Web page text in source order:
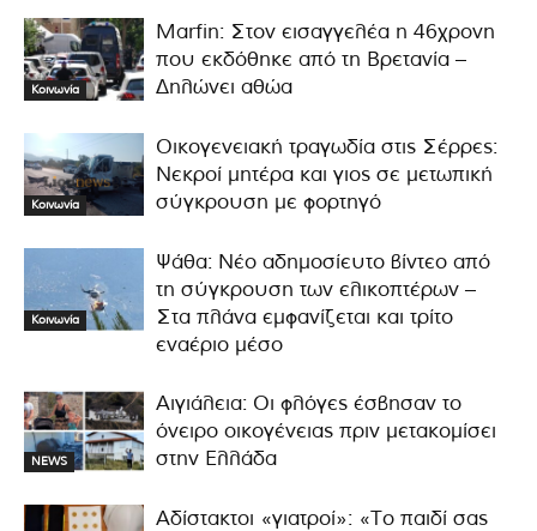
Κοινωνία
Marfin: Στον εισαγγελέα η 46χρονη
που εκδόθηκε από τη Βρετανία –
Δηλώνει αθώα
Κοινωνία
Οικογενειακή τραγωδία στις Σέρρες:
Νεκροί μητέρα και γιος σε μετωπική
σύγκρουση με φορτηγό
Κοινωνία
Ψάθα: Νέο αδημοσίευτο βίντεο από
τη σύγκρουση των ελικοπτέρων –
Στα πλάνα εμφανίζεται και τρίτο
εναέριο μέσο
NEWS
Αιγιάλεια: Οι φλόγες έσβησαν το
όνειρο οικογένειας πριν μετακομίσει
στην Ελλάδα
Αδίστακτοι «γιατροί»: «Το παιδί σας